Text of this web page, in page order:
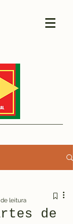
de
leitura